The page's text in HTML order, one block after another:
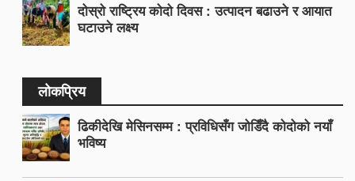
दोस्रो राष्ट्रिय कोदो दिवस : उत्पादन बढाउने र आयात
घटाउने लक्ष्य
लोकप्रिय
ढिकीदेखि मेसिनसम्म : प्रविधिसँग जोडिँदै कोदोको नयाँ
भविष्य